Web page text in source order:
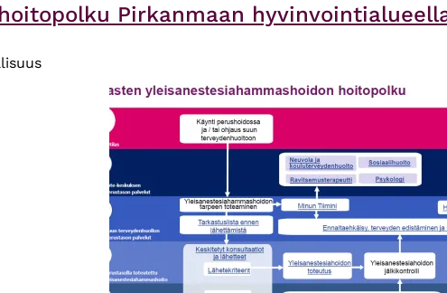
Pirkanmaan